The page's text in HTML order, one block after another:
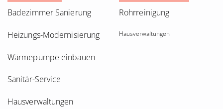
Badezimmer Sanierung
Heizungs-Modernisierung
Wärmepumpe einbauen
Sanitär-Service
Hausverwaltungen
Rohrreinigung
Hausverwaltungen